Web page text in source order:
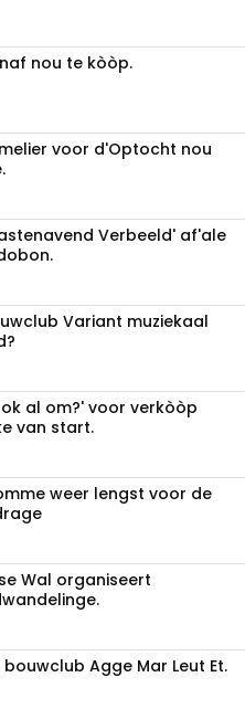
nou te kòòp.
voor d'Optocht nou
Verbeeld' af'ale
Variant muziekaal
al om?' voor verkòòp
van start.
weer lengst voor de
Wal organiseert
Agge Mar Leut Et.